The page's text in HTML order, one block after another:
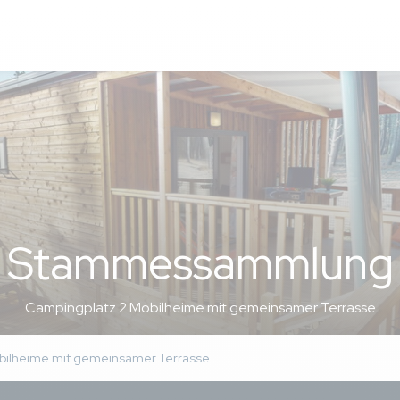
Stammessammlung
Campingplatz 2 Mobilheime mit gemeinsamer Terrasse
mit gemeinsamer Terrasse
pas renové, manque de ustansilles basique (10 fourchette
couteau à pain, pas de seche cheveux, etc)
26/07/2025
personnel, la variété des animations, l'ensemble des
d'accueil et de massage très très agréables. Serviable